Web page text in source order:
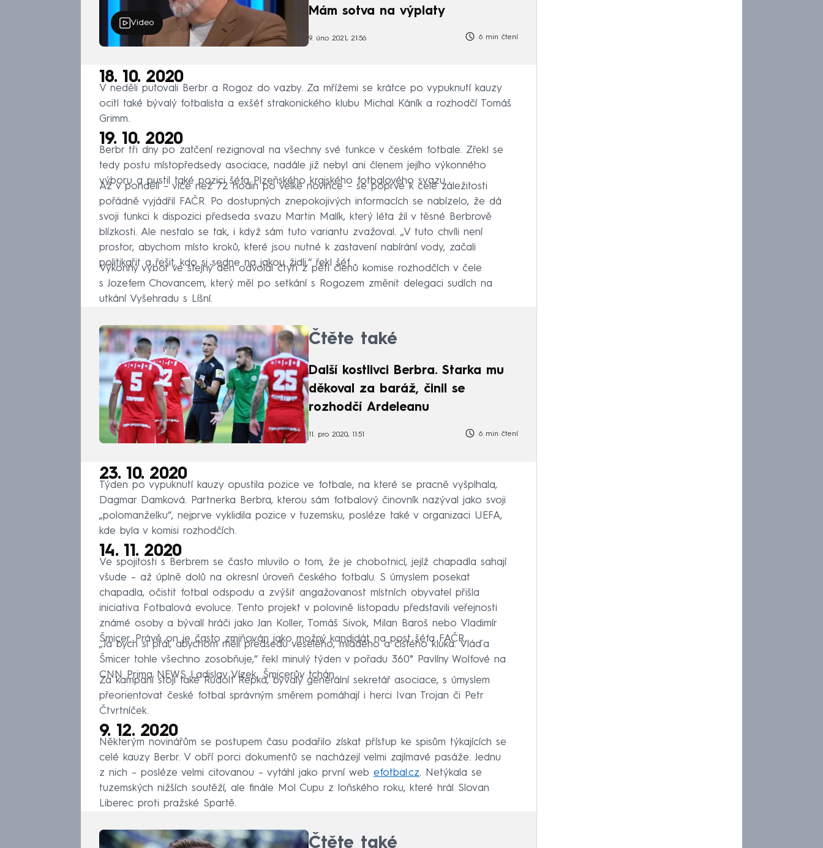
Video
Mám sotva na výplaty
9. úno 2021, 21:56 6 min čtení
18. 10. 2020
V neděli putovali Berbr a Rogoz do vazby. Za mřížemi se krátce po vypuknutí kauzy
ocitl také bývalý fotbalista a exšéf strakonického klubu Michal Káník a rozhodčí Tomáš
Grimm.
19. 10. 2020
Berbr tři dny po zatčení rezignoval na všechny své funkce v českém fotbale. Zřekl se
tedy postu místopředsedy asociace, nadále již nebyl ani členem jejího výkonného
výboru a pustil také pozici šéfa Plzeňského krajského fotbalového svazu.
Až v pondělí – více než 72 hodin po velké novince – se poprvé k celé záležitosti
pořádně vyjádřil FAČR. Po dostupných znepokojivých informacích se nabízelo, že dá
svoji funkci k dispozici předseda svazu Martin Malík, který léta žil v těsné Berbrově
blízkosti. Ale nestalo se tak, i když sám tuto variantu zvažoval. „V tuto chvíli není
prostor, abychom místo kroků, které jsou nutné k zastavení nabírání vody, začali
politikařit a řešit, kdo si sedne na jakou židli,“ řekl šéf.
Výkonný výbor ve stejný den odvolal čtyři z pěti členů komise rozhodčích v čele
s Jozefem Chovancem, který měl po setkání s Rogozem změnit delegaci sudích na
utkání Vyšehradu s Líšní.
Čtěte také
Další kostlivci Berbra. Starka mu
děkoval za baráž, činil se
rozhodčí Ardeleanu
11. pro 2020, 11:51 6 min čtení
23. 10. 2020
Týden po vypuknutí kauzy opustila pozice ve fotbale, na které se pracně vyšplhala,
Dagmar Damková. Partnerka Berbra, kterou sám fotbalový činovník nazýval jako svoji
„polomanželku“, nejprve vyklidila pozice v tuzemsku, posléze také v organizaci UEFA,
kde byla v komisi rozhodčích.
14. 11. 2020
Ve spojitosti s Berbrem se často mluvilo o tom, že je chobotnicí, jejíž chapadla sahají
všude – až úplně dolů na okresní úroveň českého fotbalu. S úmyslem posekat
chapadla, očistit fotbal odspodu a zvýšit angažovanost místních obyvatel přišla
iniciativa Fotbalová evoluce. Tento projekt v polovině listopadu představili veřejnosti
známé osoby a bývalí hráči jako Jan Koller, Tomáš Sivok, Milan Baroš nebo Vladimír
Šmicer. Právě on je často zmiňován jako možný kandidát na post šéfa FAČR.
„Já bych si přál, abychom měli předsedu veselého, mladého a čistého kluka. Vláďa
Šmicer tohle všechno zosobňuje,“ řekl minulý týden v pořadu 360° Pavlíny Wolfové na
CNN Prima NEWS Ladislav Vízek, Šmicerův tchán.
Za kampaní stojí také Rudolf Řepka, bývalý generální sekretář asociace, s úmyslem
přeorientovat české fotbal správným směrem pomáhají i herci Ivan Trojan či Petr
Čtvrtníček.
9. 12. 2020
Některým novinářům se postupem času podařilo získat přístup ke spisům týkajících se
celé kauzy Berbr. V obří porci dokumentů se nacházejí velmi zajímavé pasáže. Jednu
z nich – posléze velmi citovanou – vytáhl jako první web efotbal.cz. Netýkala se
tuzemských nižších soutěží, ale finále Mol Cupu z loňského roku, které hrál Slovan
Liberec proti pražské Spartě.
Čtěte také